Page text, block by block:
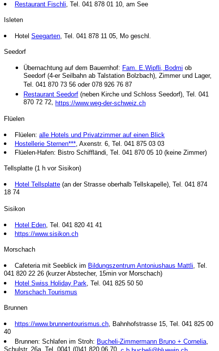
Restaurant Fischli, Tel. 041 878 01 10, am See
Isleten
Hotel Seegarten, Tel. 041 878 11 05, Mo geschl.
Seedorf
Übernachtung auf dem Bauernhof: Fam. E.Wipfli, Bodmi ob
Seedorf (4-er Seilbahn ab Talstation Bolzbach), Zimmer und Lager,
Tel. 041 870 73 56 oder 078 926 76 87
Restaurant Seedorf (neben Kirche und Schloss Seedorf), Tel. 041
870 72 72, https://www.weg-der-schweiz.ch
Flüelen
Flüelen: alle Hotels und Privatzimmer auf einen Blick
Hostellerie Sternen***, Axenstr. 6, Tel. 041 875 03 03
Flüelen-Hafen: Bistro Schiffländi, Tel. 041 870 05 10 (keine Zimmer)
Tellsplatte (1 h vor Sisikon)
Hotel Tellsplatte (an der Strasse oberhalb Tellskapelle), Tel. 041 874
18 74
Sisikon
Hotel Eden, Tel. 041 820 41 41
https://www.sisikon.ch
Morschach
Cafeteria mit Seeblick im Bildungszentrum Antoniushaus Mattli, Tel.
041 820 22 26 (kurzer Abstecher, 15min vor Morschach)
Hotel Swiss Holiday Park, Tel. 041 825 50 50
Morschach Tourismus
Brunnen
https://www.brunnentourismus.ch, Bahnhofstrasse 15, Tel. 041 825 00
40
Brunnen: Schlafen im Stroh: Bucheli-Zimmermann Bruno + Cornelia,